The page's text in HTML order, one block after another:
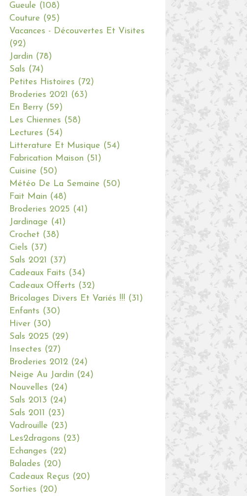
Gueule (108)
Couture (95)
Vacances - Découvertes Et Visites
(92)
Jardin (78)
Sals (74)
Petites Histoires (72)
Broderies 2021
(63)
En Berry (59)
Les Chiennes (58)
Lectures (54)
Litterature Et Musique (54)
Fabrication Maison (51)
Cuisine (50)
Météo De La Semaine (50)
Fait Main (48)
Broderies 2025 (41)
Jardinage (41)
Crochet (38)
Ciels (37)
Sals 2021
(37)
Cadeaux Faits (34)
Cadeaux Offerts (32)
Bricolages Divers Et Variés !!! (31)
Enfants (30)
Hiver (30)
Sals 2025 (29)
Insectes (27)
Broderies 2012 (24)
Neige Au Jardin (24)
Nouvelles (24)
Sals 2013 (24)
Sals 2011
(23)
Vadrouille (23)
Les2dragons (23)
Echanges (22)
Balades (20)
Cadeaux Reçus (20)
Sorties (20)